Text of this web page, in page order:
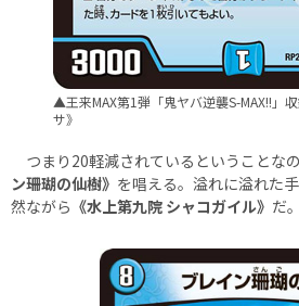
▲王来MAX第1弾「鬼ヤバ逆襲S-MAX!!」
サ》
つまり20軽減されているということな
ン珊瑚の仙樹》 を唱える。溢れに溢れた
然ながら 《水上第九院 シャコガイル》 だ。